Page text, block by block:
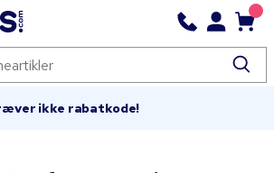
ikke rabatkode!